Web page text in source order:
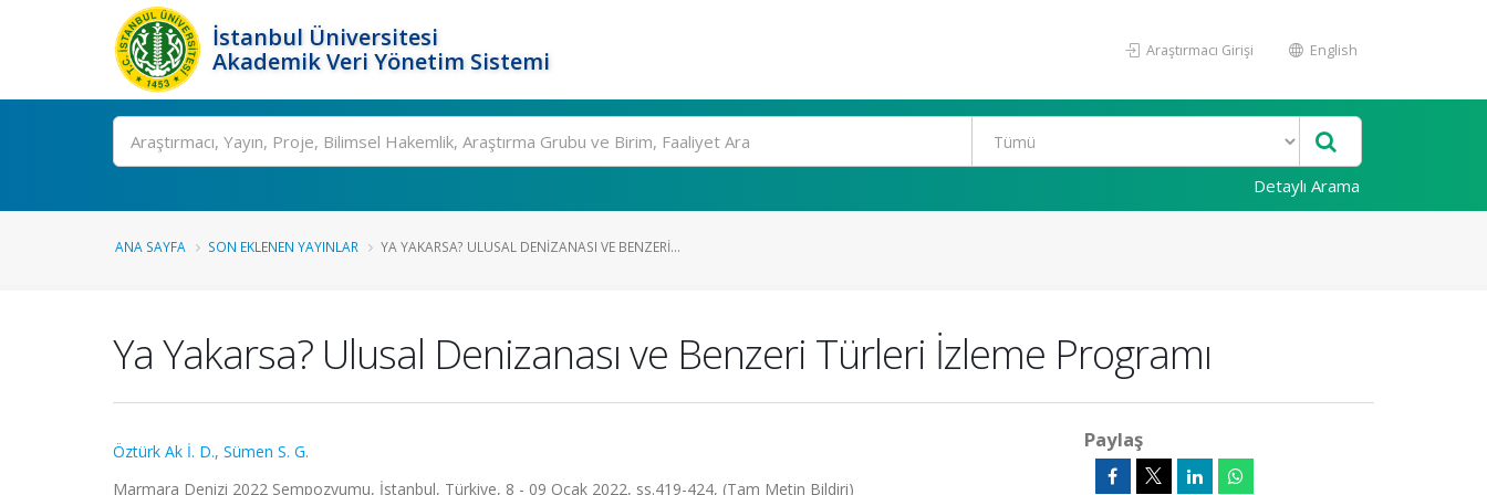
İstanbul Üniversitesi
Akademik Veri Yönetim Sistemi
Araştırmacı Girişi English
Ara
Detaylı Arama
ANA SAYFA SON EKLENEN YAYINLAR YA YAKARSA? ULUSAL DENIZANASI VE BENZERI...
Ya Yakarsa? Ulusal Denizanası ve Benzeri Türleri İzleme Programı
Öztürk Ak İ. D., Sümen S. G.
Marmara Denizi 2022 Sempozyumu, İstanbul, Türkiye, 8 - 09 Ocak 2022, ss.419-424, (Tam Metin Bildiri)
Paylaş